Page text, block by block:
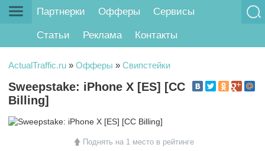
Партнерки Офферы Сервисы
Статьи Реклама Контакты
ActualTraffic.ru » Офферы » Свипстейки
Sweepstake: iPhone X [ES] [CC
Billing]
Поднять на 1 место в рейтинге